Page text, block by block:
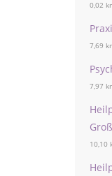
0,02
7,69
7,97
10,10